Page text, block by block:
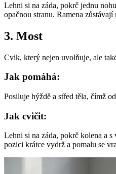
Lehni si na záda, pokrč jednu
opačnou stranu. Ramena zůstávají
3. Most
Cvik, který nejen uvolňuje, ale
Jak pomáhá:
Posiluje hýždě a střed těla, čímž
Jak cvičit:
Lehni si na záda, pokrč kolena a
pozici krátce vydrž a pomalu se